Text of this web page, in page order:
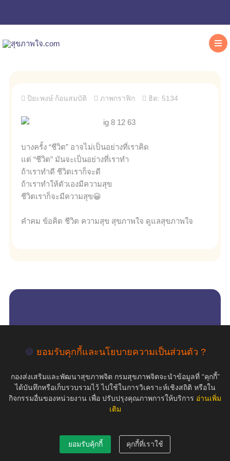
ปิยะพงษ์ ก้อนสมบัติ ภาพกราฟิก ฮิต: 5134
บางครั้ง “ชีวิต” อาจไม่เป็นอย่างที่เราคิด
แต่ “ชีวิต” มันจะเป็นอย่างที่เราทำ
ถ้าเราทำดี ชีวิตเราก็จะดี
ถ้าเราทำให้ตัวเองมีความสุข
ชีวิตเราก็จะมีความสุข😀
คำคม ข้อคิด ชีวิต ความสุข สุขภาพใจ ดูแลสุขภาพใจ
🍪 ยอมรับคุกกี้และนโยบายความเป็นส่วนตัว ?
กองส่งเสริมและพัฒนาสุขภาพจิต กรมสุขภาพจิตจะนำข้อมูลที่ “คุกกี้”
ได้บันทึกหรือเก็บรวบรวมไว้ ไปใช้ในการวิเคราะห์เชิงสถิติ หรือใน
กิจกรรมอื่นของหน่วยงาน เพื่อ ปรับปรุงคุณภาพการให้บริการ อ่านเพิ่ม
เติม
ยอมรับคุ้กกี้ คุกกี้ที่เราใช้